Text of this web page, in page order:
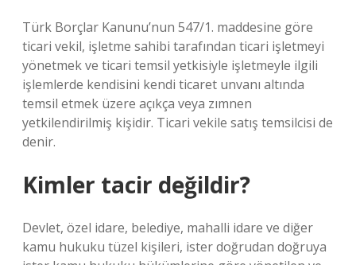
Türk Borçlar Kanunu’nun 547/1. maddesine göre
ticari vekil, işletme sahibi tarafından ticari işletmeyi
yönetmek ve ticari temsil yetkisiyle işletmeyle ilgili
işlemlerde kendisini kendi ticaret unvanı altında
temsil etmek üzere açıkça veya zımnen
yetkilendirilmiş kişidir. Ticari vekile satış temsilcisi de
denir.
Kimler tacir değildir?
Devlet, özel idare, belediye, mahalli idare ve diğer
kamu hukuku tüzel kişileri, ister doğrudan doğruya